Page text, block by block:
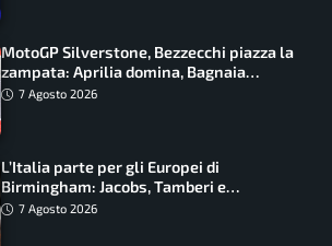
MotoGP Silverstone, Bezzecchi piazza la
zampata: Aprilia domina, Bagnaia
costretto al Q1
7 Agosto 2026
L’Italia parte per gli Europei di
Birmingham: Jacobs, Tamberi e
Battocletti guidano una spedizione
7 Agosto 2026